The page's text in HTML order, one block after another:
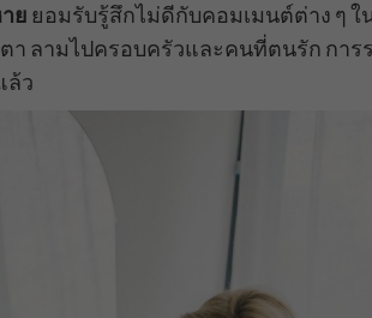
ย ยอมรับรู้สึกไม่ดีกับคอมเมนต์ต่าง ๆ
ตา ลามไปครอบครัวและคนที่ตนรัก กา
ล้ว